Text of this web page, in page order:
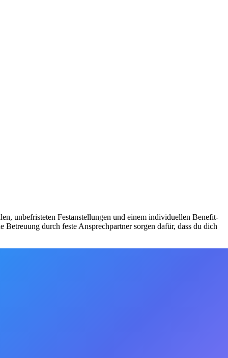
unbefristeten Festanstellungen und einem individuellen Benefit-
durch feste Ansprechpartner sorgen dafür, dass du dich